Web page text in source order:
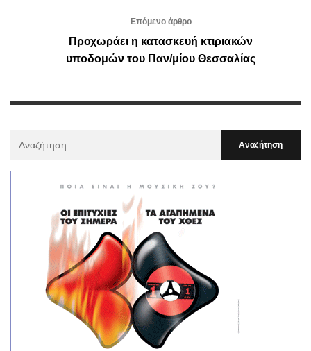
Επόμενο άρθρο
Προχωράει η κατασκευή κτιριακών
υποδομών του Παν/μίου Θεσσαλίας
: